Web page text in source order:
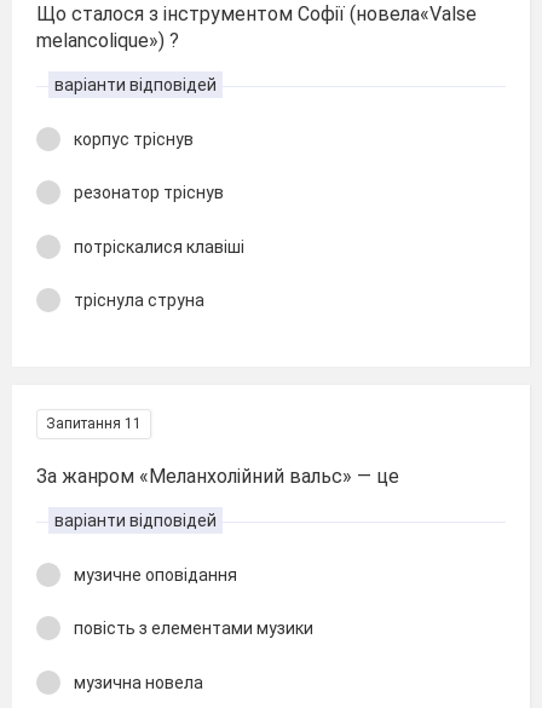
Що сталося з інструментом Софії (новела«Valse
mеlancolique») ?
варіанти відповідей
корпус тріснув
резонатор тріснув
потріскалися клавіші
тріснула струна
Запитання 11
За жанром «Меланхолійний вальс» — це
варіанти відповідей
музичне оповідання
повість з елементами музики
музична новела